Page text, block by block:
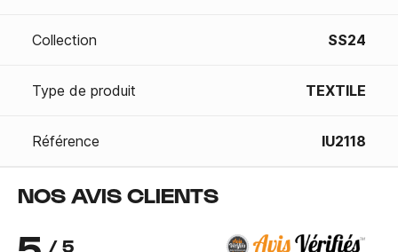
Collection SS24
Type de produit TEXTILE
Référence IU2118
NOS AVIS CLIENTS
/ 5